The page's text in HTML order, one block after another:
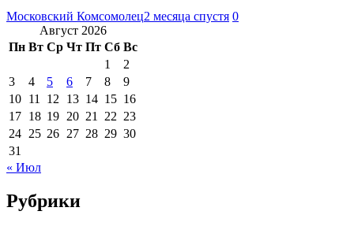
Московский Комсомолец2 месяца спустя 0
Август 2026
Пн Вт Ср Чт Пт Сб Вс
1
2
3
4 5 6 7 8
9
10 11 12 13 14 15 16
17 18 19 20 21 22 23
24 25 26 27 28 29 30
31
« Июл
Рубрики